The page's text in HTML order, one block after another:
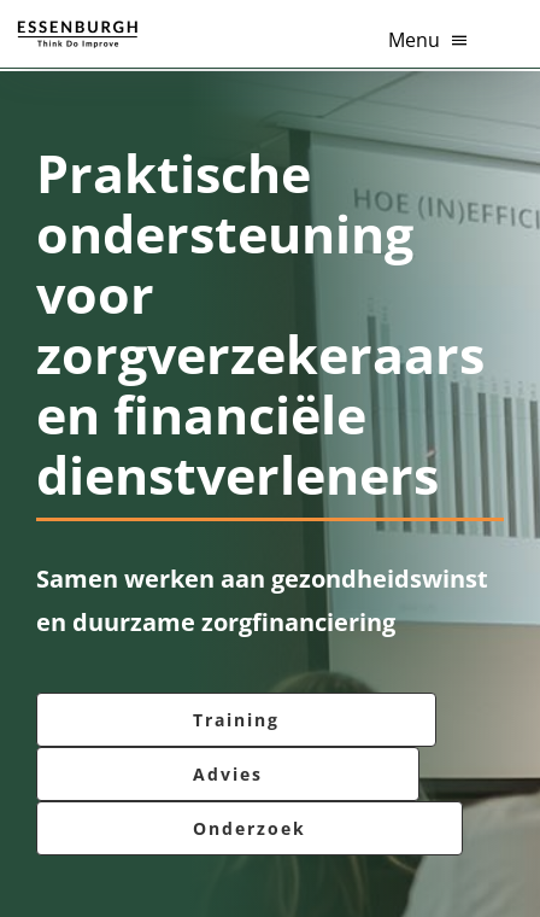
Ga
naar
Menu
Thema’s
Diensten
Tools
Actueel
Contact
Praktische
ondersteuning
voor
zorgverzekeraars
en financiële
dienstverleners
Samen werken aan gezondheidswinst
en duurzame zorgfinanciering
Training
Advies
Onderzoek